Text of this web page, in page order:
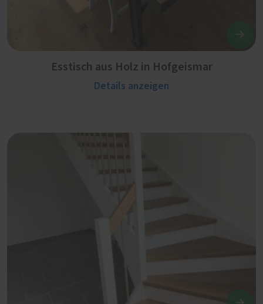
Esstisch aus Holz in Hofgeismar
Details anzeigen